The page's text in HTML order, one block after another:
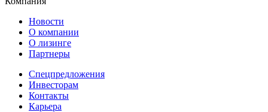
Новости
О компании
О лизинге
Партнеры
Спецпредложения
Инвесторам
Контакты
Карьера